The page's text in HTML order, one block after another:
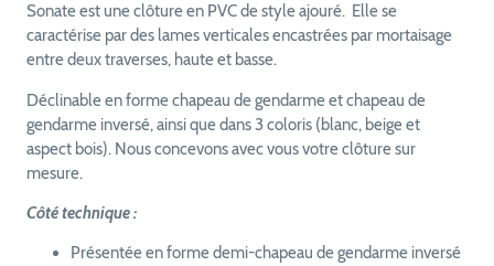
Sonate est une clôture en PVC de style ajouré. Elle se
caractérise par des lames verticales encastrées par mortaisage
entre deux traverses, haute et basse.
Déclinable en forme chapeau de gendarme et chapeau de
gendarme inversé, ainsi que dans 3 coloris (blanc, beige et
aspect bois). Nous concevons avec vous votre clôture sur
mesure.
Côté technique :
Présentée en forme demi-chapeau de gendarme inversé